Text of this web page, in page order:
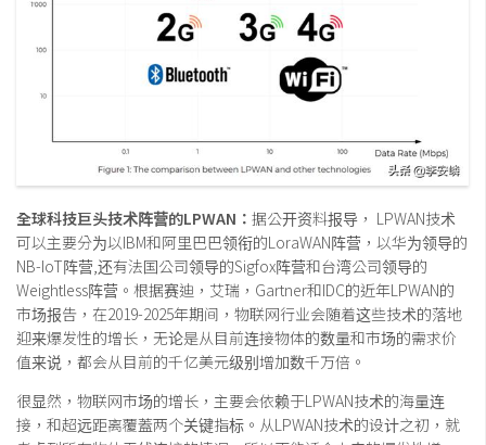
全球科技巨头技术阵营的LPWAN： 据公开资料报导， LPWAN技术
可以主要分为以IBM和阿里巴巴领衔的LoraWAN阵营，以华为领导的
NB-IoT阵营,还有法国公司领导的Sigfox阵营和台湾公司领导的
Weightless阵营。根据赛迪，艾瑞，Gartner和IDC的近年LPWAN的
市场报告，在2019-2025年期间，物联网行业会随着这些技术的落地
迎来爆发性的增长，无论是从目前连接物体的数量和市场的需求价
值来说，都会从目前的千亿美元级别增加数千万倍。
很显然，物联网市场的增长，主要会依赖于LPWAN技术的海量连
接，和超远距离覆蓋两个关键指标。从LPWAN技术的设计之初，就